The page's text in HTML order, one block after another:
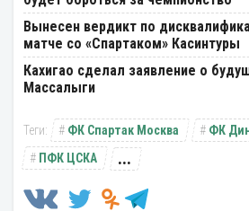
Вынесен вердикт по
матче со «Спартаком» Касинтуры
Кахигао сделал заявление о
Массалыги
ФК Спартак Москва
ФК
ПФК ЦСКА
...